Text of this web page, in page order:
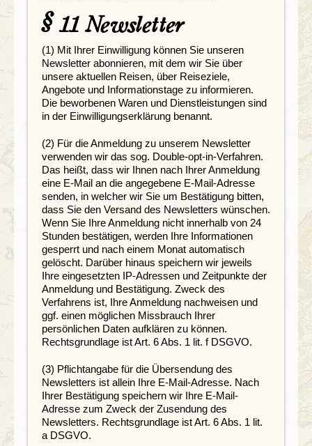
§ 11 Newsletter
(1) Mit Ihrer Einwilligung können Sie unseren
Newsletter abonnieren, mit dem wir Sie über
unsere aktuellen Reisen, über Reiseziele,
Angebote und Informationstage zu informieren.
Die beworbenen Waren und Dienstleistungen sind
in der Einwilligungserklärung benannt.
(2) Für die Anmeldung zu unserem Newsletter
verwenden wir das sog. Double-opt-in-Verfahren.
Das heißt, dass wir Ihnen nach Ihrer Anmeldung
eine E-Mail an die angegebene E-Mail-Adresse
senden, in welcher wir Sie um Bestätigung bitten,
dass Sie den Versand des Newsletters wünschen.
Wenn Sie Ihre Anmeldung nicht innerhalb von 24
Stunden bestätigen, werden Ihre Informationen
gesperrt und nach einem Monat automatisch
gelöscht. Darüber hinaus speichern wir jeweils
Ihre eingesetzten IP-Adressen und Zeitpunkte der
Anmeldung und Bestätigung. Zweck des
Verfahrens ist, Ihre Anmeldung nachweisen und
ggf. einen möglichen Missbrauch Ihrer
persönlichen Daten aufklären zu können.
Rechtsgrundlage ist Art. 6 Abs. 1 lit. f DSGVO.
(3) Pflichtangabe für die Übersendung des
Newsletters ist allein Ihre E-Mail-Adresse. Nach
Ihrer Bestätigung speichern wir Ihre E-Mail-
Adresse zum Zweck der Zusendung des
Newsletters. Rechtsgrundlage ist Art. 6 Abs. 1 lit.
a DSGVO.